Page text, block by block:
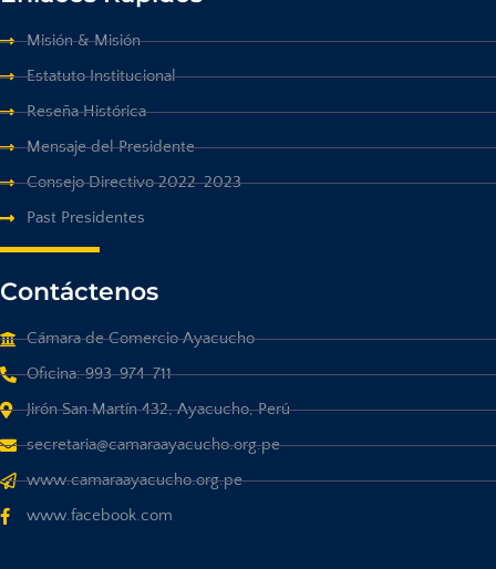
Misión & Misión
Estatuto Institucional
Reseña Histórica
Mensaje del Presidente
Consejo Directivo 2022-2023
Past Presidentes
Contáctenos
Cámara de Comercio Ayacucho
Oficina: 993-974-711
Jirón San Martín 432, Ayacucho, Perú
secretaria@camaraayacucho.org.pe
www.camaraayacucho.org.pe
www.facebook.com